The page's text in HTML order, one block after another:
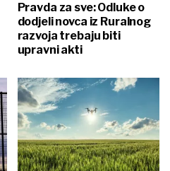
Pravda za sve: Odluke o
dodjeli novca iz Ruralnog
razvoja trebaju biti
upravni akti